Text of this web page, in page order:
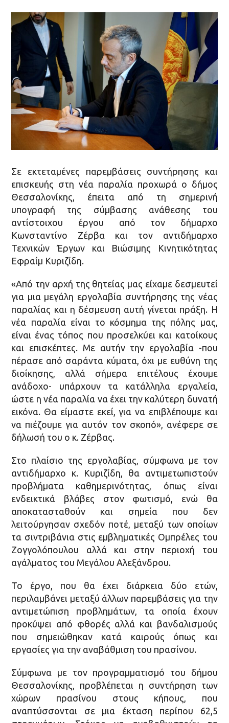
Σε εκτεταμένες παρεμβάσεις συντήρησης και
επισκευής στη νέα παραλία προχωρά ο δήμος
Θεσσαλονίκης, έπειτα από τη σημερινή
υπογραφή της σύμβασης ανάθεσης του
αντίστοιχου έργου από τον δήμαρχο
Κωνσταντίνο Ζέρβα και τον αντιδήμαρχο
Τεχνικών Έργων και Βιώσιμης Κινητικότητας
Εφραίμ Κυριζίδη.
«Από την αρχή της θητείας μας είχαμε δεσμευτεί
για μια μεγάλη εργολαβία συντήρησης της νέας
παραλίας και η δέσμευση αυτή γίνεται πράξη. Η
νέα παραλία είναι το κόσμημα της πόλης μας,
είναι ένας τόπος που προσελκύει και κατοίκους
και επισκέπτες. Με αυτήν την εργολαβία -που
πέρασε από σαράντα κύματα, όχι με ευθύνη της
διοίκησης, αλλά σήμερα επιτέλους έχουμε
ανάδοχο- υπάρχουν τα κατάλληλα εργαλεία,
ώστε η νέα παραλία να έχει την καλύτερη δυνατή
εικόνα. Θα είμαστε εκεί, για να επιβλέπουμε και
να πιέζουμε για αυτόν τον σκοπό», ανέφερε σε
δήλωσή του ο κ. Ζέρβας.
Στο πλαίσιο της εργολαβίας, σύμφωνα με τον
αντιδήμαρχο κ. Κυριζίδη, θα αντιμετωπιστούν
προβλήματα καθημερινότητας, όπως είναι
ενδεικτικά βλάβες στον φωτισμό, ενώ θα
αποκατασταθούν και σημεία που δεν
λειτούργησαν σχεδόν ποτέ, μεταξύ των οποίων
τα σιντριβάνια στις εμβληματικές Ομπρέλες του
Ζογγολόπουλου αλλά και στην περιοχή του
αγάλματος του Μεγάλου Αλεξάνδρου.
Το έργο, που θα έχει διάρκεια δύο ετών,
περιλαμβάνει μεταξύ άλλων παρεμβάσεις για την
αντιμετώπιση προβλημάτων, τα οποία έχουν
προκύψει από φθορές αλλά και βανδαλισμούς
που σημειώθηκαν κατά καιρούς όπως και
εργασίες για την αναβάθμιση του πρασίνου.
Σύμφωνα με τον προγραμματισμό του δήμου
Θεσσαλονίκης, προβλέπεται η συντήρηση των
χώρων πρασίνου στους κήπους, που
αναπτύσσονται σε μια έκταση περίπου 62,5